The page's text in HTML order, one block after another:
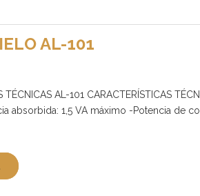
AL-101
TÉCNICAS AL-101 CARACTERÍSTICAS
absorbida: 1,5 VA máximo -Potencia de